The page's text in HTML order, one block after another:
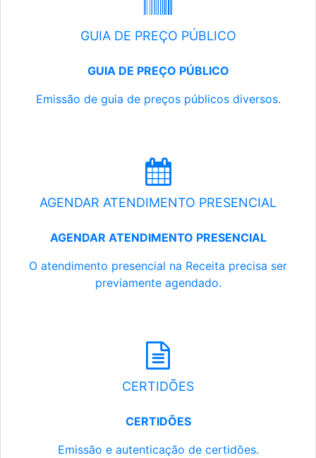
GUIA DE PREÇO PÚBLICO
GUIA DE PREÇO PÚBLICO
Emissão de guia de preços públicos diversos.
AGENDAR ATENDIMENTO PRESENCIAL
AGENDAR ATENDIMENTO PRESENCIAL
O atendimento presencial na Receita precisa ser
previamente agendado.
CERTIDÕES
CERTIDÕES
Emissão e autenticação de certidões.